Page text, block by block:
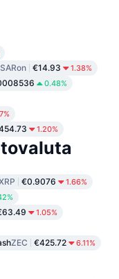
€14.93 1.38%
0.48%
1.20%
€0.9076 1.66%
1.05%
ZEC €425.72 6.11%